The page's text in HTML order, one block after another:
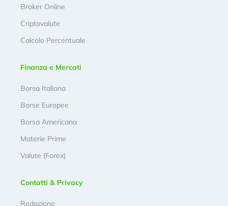
Broker Online
Criptovalute
Calcolo Percentuale
Finanza e Mercati
Borsa Italiana
Borse Europee
Borsa Americana
Materie Prime
Valute (Forex)
Contatti & Privacy
Redazione